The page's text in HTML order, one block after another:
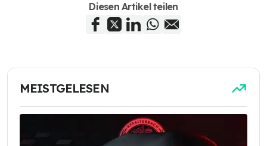
Diesen Artikel teilen
MEISTGELESEN